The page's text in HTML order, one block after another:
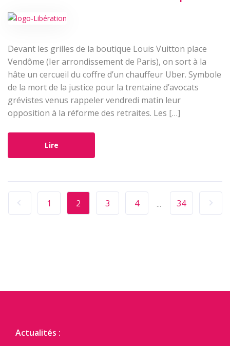
Devant les grilles de la boutique Louis Vuitton place
Vendôme (Ier arrondissement de Paris), on sort à la
hâte un cercueil du coffre d’un chauffeur Uber. Symbole
de la mort de la justice pour la trentaine d’avocats
grévistes venus rappeler vendredi matin leur
opposition à la réforme des retraites. Les […]
Lire
1 2 3 4 ... 34
Actualités :